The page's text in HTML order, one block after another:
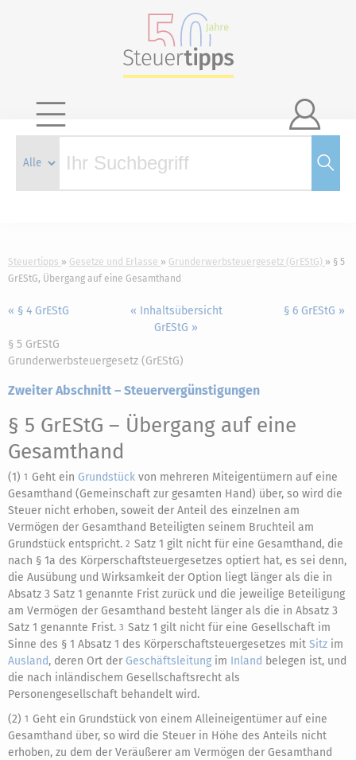

Steuertipps Gesetze und Erlasse Grunderwerbsteuergesetz (GrEStG)
§ 5
GrEStG, Übergang auf eine Gesamthand
« § 4 GrEStG
« Inhaltsübersicht
GrEStG »
§ 6 GrEStG »
§ 5 GrEStG
Grunderwerbsteuergesetz (GrEStG)
Zweiter Abschnitt – Steuervergünstigungen
§ 5 GrEStG – Übergang auf eine
Gesamthand
(1) 1 Geht ein Grundstück von mehreren Miteigentümern auf eine
Gesamthand (Gemeinschaft zur gesamten Hand) über, so wird die
Steuer nicht erhoben, soweit der Anteil des einzelnen am
Vermögen der Gesamthand Beteiligten seinem Bruchteil am
Grundstück entspricht. 2 Satz 1 gilt nicht für eine Gesamthand, die
nach § 1a des Körperschaftsteuergesetzes optiert hat, es sei denn,
die Ausübung und Wirksamkeit der Option liegt länger als die in
Absatz 3 Satz 1 genannte Frist zurück und die jeweilige Beteiligung
am Vermögen der Gesamthand besteht länger als die in Absatz 3
Satz 1 genannte Frist. 3 Satz 1 gilt nicht für eine Gesellschaft im
Sinne des § 1 Absatz 1 des Körperschaftsteuergesetzes mit Sitz im
Ausland, deren Ort der Geschäftsleitung im Inland belegen ist, und
die nach inländischem Gesellschaftsrecht als
Personengesellschaft behandelt wird.
(2) 1 Geht ein Grundstück von einem Alleineigentümer auf eine
Gesamthand über, so wird die Steuer in Höhe des Anteils nicht
erhoben, zu dem der Veräußerer am Vermögen der Gesamthand